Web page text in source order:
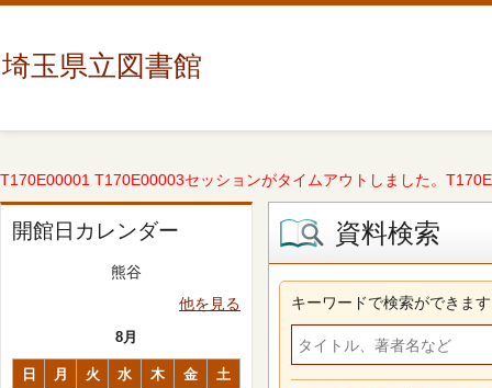
埼玉県立図書館
T170E00001 T170E00003セッションがタイムアウトしました。
開館日カレンダー
熊谷
他を見る
8月
日 月 火 水 木 金 土
資料検索
キーワードで検索ができます